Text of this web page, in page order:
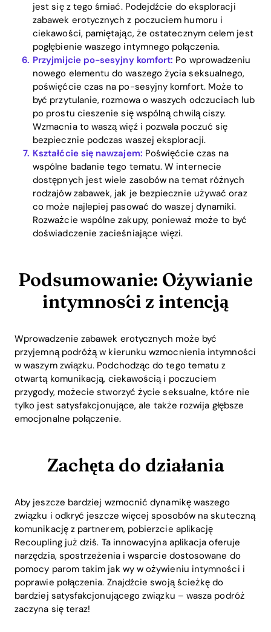
jest się z tego śmiać. Podejdźcie do eksploracji
zabawek erotycznych z poczuciem humoru i
ciekawości, pamiętając, że ostatecznym celem jest
pogłębienie waszego intymnego połączenia.
Przyjmijcie po-sesyjny komfort: Po wprowadzeniu
nowego elementu do waszego życia seksualnego,
poświęćcie czas na po-sesyjny komfort. Może to
być przytulanie, rozmowa o waszych odczuciach lub
po prostu cieszenie się wspólną chwilą ciszy.
Wzmacnia to waszą więź i pozwala poczuć się
bezpiecznie podczas waszej eksploracji.
Kształćcie się nawzajem: Poświęćcie czas na
wspólne badanie tego tematu. W internecie
dostępnych jest wiele zasobów na temat różnych
rodzajów zabawek, jak je bezpiecznie używać oraz
co może najlepiej pasować do waszej dynamiki.
Rozważcie wspólne zakupy, ponieważ może to być
doświadczenie zacieśniające więzi.
Podsumowanie: Ożywianie
intymności z intencją
Wprowadzenie zabawek erotycznych może być
przyjemną podróżą w kierunku wzmocnienia intymności
w waszym związku. Podchodząc do tego tematu z
otwartą komunikacją, ciekawością i poczuciem
przygody, możecie stworzyć życie seksualne, które nie
tylko jest satysfakcjonujące, ale także rozwija głębsze
emocjonalne połączenie.
Zachęta do działania
Aby jeszcze bardziej wzmocnić dynamikę waszego
związku i odkryć jeszcze więcej sposobów na skuteczną
komunikację z partnerem, pobierzcie aplikację
Recoupling już dziś. Ta innowacyjna aplikacja oferuje
narzędzia, spostrzeżenia i wsparcie dostosowane do
pomocy parom takim jak wy w ożywieniu intymności i
poprawie połączenia. Znajdźcie swoją ścieżkę do
bardziej satysfakcjonującego związku – wasza podróż
zaczyna się teraz!